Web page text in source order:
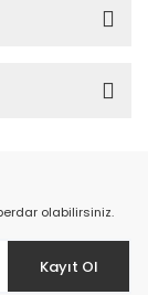
olabilirsiniz.
Kayıt Ol